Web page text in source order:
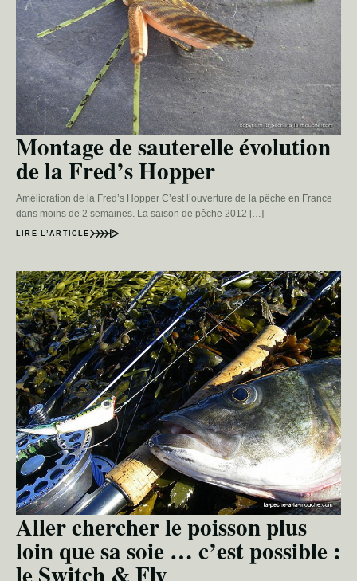
Montage de sauterelle évolution
de la Fred’s Hopper
Amélioration de la Fred’s Hopper C’est l’ouverture de la pêche en France
dans moins de 2 semaines. La saison de pêche 2012 […]
LIRE L’ARTICLE
Aller chercher le poisson plus
loin que sa soie … c’est possible :